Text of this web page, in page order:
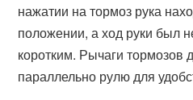
нажатии на тормоз рука
положении, а ход руки был
коротким. Рычаги
параллельно рулю для